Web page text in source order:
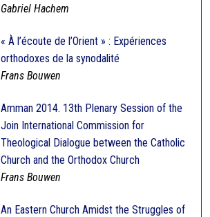
Gabriel Hachem
« À l’écoute de l’Orient » : Expériences
orthodoxes de la synodalité
Frans Bouwen
Amman 2014. 13th Plenary Session of the
Join International Commission for
Theological Dialogue between the Catholic
Church and the Orthodox Church
Frans Bouwen
An Eastern Church Amidst the Struggles of